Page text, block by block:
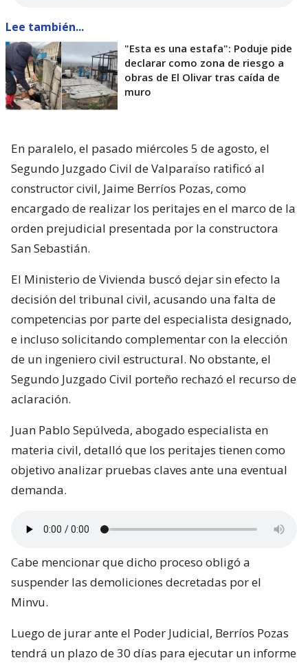
Lee también...
"Esta es una estafa": Poduje pide
declarar como zona de riesgo a
obras de El Olivar tras caída de
muro
En paralelo, el pasado miércoles 5 de agosto, el
Segundo Juzgado Civil de Valparaíso ratificó al
constructor civil, Jaime Berríos Pozas, como
encargado de realizar los peritajes en el marco de la
orden prejudicial presentada por la constructora
San Sebastián.
El Ministerio de Vivienda buscó dejar sin efecto la
decisión del tribunal civil, acusando una falta de
competencias por parte del especialista designado,
e incluso solicitando complementar con la elección
de un ingeniero civil estructural. No obstante, el
Segundo Juzgado Civil porteño rechazó el recurso de
aclaración.
Juan Pablo Sepúlveda, abogado especialista en
materia civil, detalló que los peritajes tienen como
objetivo analizar pruebas claves ante una eventual
demanda.
Cabe mencionar que dicho proceso obligó a
suspender las demoliciones decretadas por el
Minvu.
Luego de jurar ante el Poder Judicial, Berríos Pozas
tendrá un plazo de 30 días para ejecutar un informe